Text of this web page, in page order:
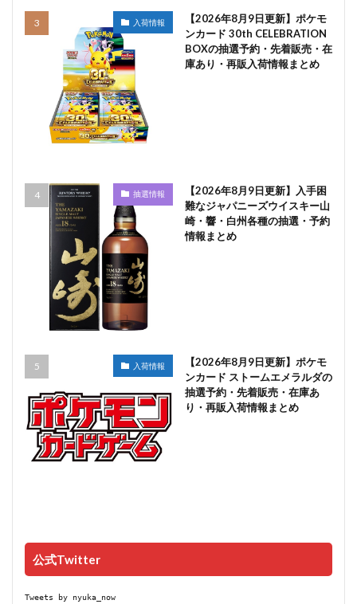
入荷情報
【2026年8月9日更新】ポケモ
ンカード 30th CELEBRATION
BOXの抽選予約・先着販売・在
庫あり・再販入荷情報まとめ
抽選情報
【2026年8月9日更新】入手困
難なジャパニーズウイスキー山
崎・響・白州各種の抽選・予約
情報まとめ
入荷情報
【2026年8月9日更新】ポケモ
ンカード ストームエメラルダの
抽選予約・先着販売・在庫あ
り・再販入荷情報まとめ
公式Twitter
Tweets by nyuka_now